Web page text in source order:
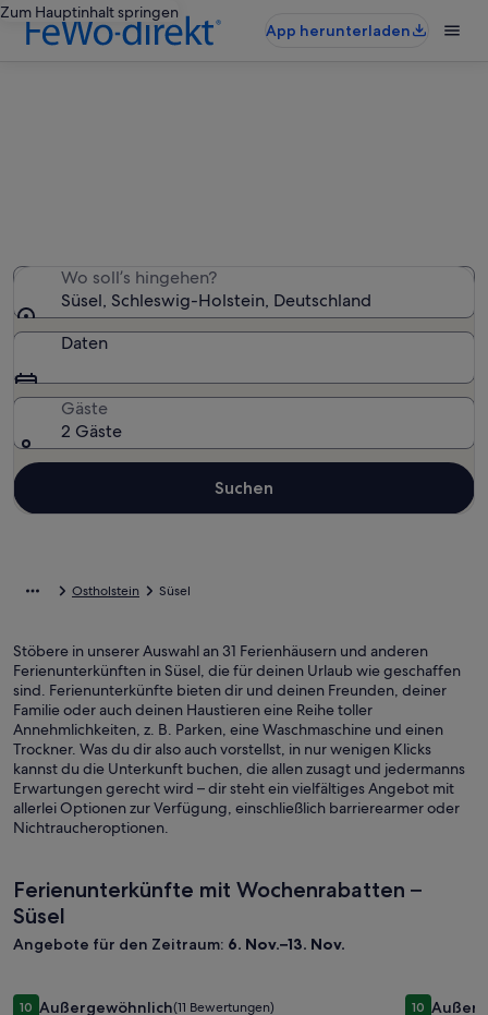
Zum Hauptinhalt springen
App herunterladen
Wo soll’s hingehen?
Süsel, Schleswig-Holstein, Deutschland
Daten
Gäste
2 Gäste
Suchen
Ostholstein Süsel
Stöbere in unserer Auswahl an 31 Ferienhäusern und anderen
Ferienunterkünften in Süsel, die für deinen Urlaub wie geschaffen
sind. Ferienunterkünfte bieten dir und deinen Freunden, deiner
Familie oder auch deinen Haustieren eine Reihe toller
Annehmlichkeiten, z. B. Parken, eine Waschmaschine und einen
Trockner. Was du dir also auch vorstellst, in nur wenigen Klicks
kannst du die Unterkunft buchen, die allen zusagt und jedermanns
Erwartungen gerecht wird – dir steht ein vielfältiges Angebot mit
allerlei Optionen zur Verfügung, einschließlich barrierearmer oder
Nichtraucheroptionen.
Ferienunterkünfte mit Wochenrabatten –
Süsel
Angebote für den Zeitraum: 6. Nov.–13. Nov.
Bildergalerie
10 Außergewöhnlich(11 Bewertungen)
Hygge Hus - Gemütliches Ferienhaus mit Kamin in der
10
Ostsee -